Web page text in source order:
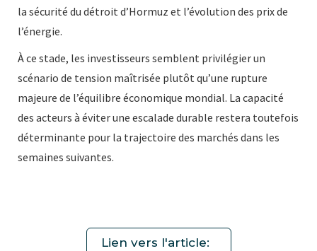
la sécurité du détroit d’Hormuz et l’évolution des prix de
l’énergie.
À ce stade, les investisseurs semblent privilégier un
scénario de tension maîtrisée plutôt qu’une rupture
majeure de l’équilibre économique mondial. La capacité
des acteurs à éviter une escalade durable restera toutefois
déterminante pour la trajectoire des marchés dans les
semaines suivantes.
Lien vers l'article: